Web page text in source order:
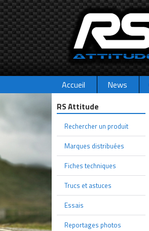
Accueil News
RS Attitude
Rechercher un produit
Marques distribuées
Fiches techniques
Trucs et astuces
Essais
Reportages photos